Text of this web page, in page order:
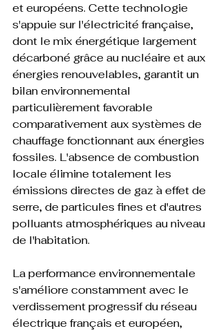
et européens. Cette technologie
s'appuie sur l'électricité française,
dont le mix énergétique largement
décarboné grâce au nucléaire et aux
énergies renouvelables, garantit un
bilan environnemental
particulièrement favorable
comparativement aux systèmes de
chauffage fonctionnant aux énergies
fossiles. L'absence de combustion
locale élimine totalement les
émissions directes de gaz à effet de
serre, de particules fines et d'autres
polluants atmosphériques au niveau
de l'habitation.
La performance environnementale
s'améliore constamment avec le
verdissement progressif du réseau
électrique français et européen,